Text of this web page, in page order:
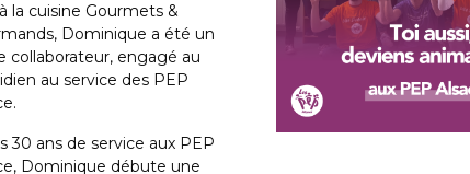
la cuisine Gourmets &
Dominique a été un
collaborateur, engagé au
au service des PEP
30 ans de service aux PEP
Dominique débute une